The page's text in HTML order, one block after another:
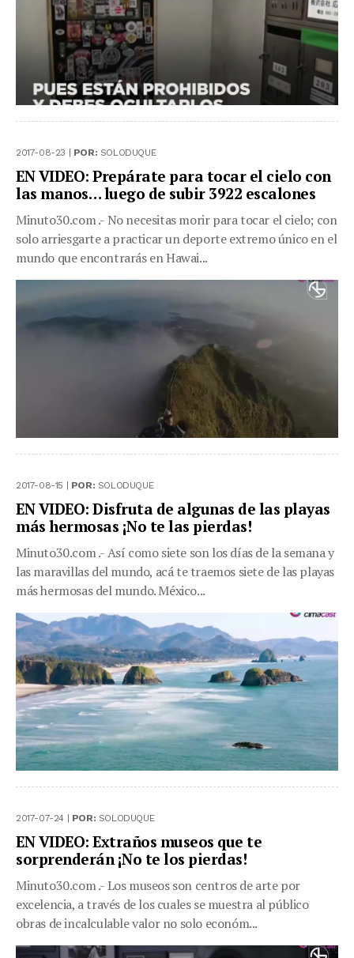
2017-08-23 | POR: SOLODUQUE
EN VIDEO: Prepárate para tocar el cielo con
las manos… luego de subir 3922 escalones
Minuto30.com .- No necesitas morir para tocar el cielo; con
solo arriesgarte a practicar un deporte extremo único en el
mundo que encontrarás en Hawai...
2017-08-15 | POR: SOLODUQUE
EN VIDEO: Disfruta de algunas de las playas
más hermosas ¡No te las pierdas!
Minuto30.com .- Así como siete son los días de la semana y
las maravillas del mundo, acá te traemos siete de las playas
más hermosas del mundo. México...
2017-07-24 | POR: SOLODUQUE
EN VIDEO: Extraños museos que te
sorprenderán ¡No te los pierdas!
Minuto30.com .- Los museos son centros de arte por
excelencia, a través de los cuales se muestra al público
obras de incalculable valor no solo económ...